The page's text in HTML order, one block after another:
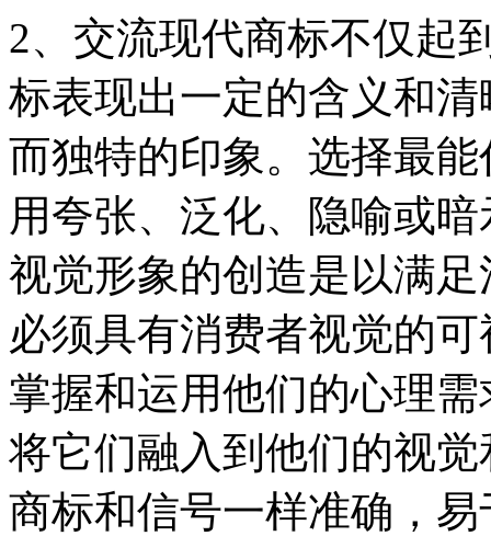
2、交流现代商标不仅起
标表现出一定的含义和
而独特的印象。选择最
用夸张、泛化、隐喻或
视觉形象的创造是以满
必须具有消费者视觉的
掌握和运用他们的心理
将它们融入到他们的视
商标和信号一样准确，